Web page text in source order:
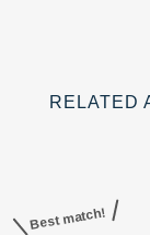
RELATED
Best match!